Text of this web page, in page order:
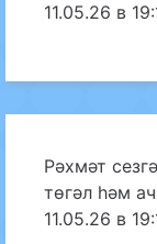
11.05.26 в
Рәхмәт
төгәл һәм
11.05.26 в